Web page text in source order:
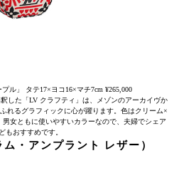
ル」 タテ17×ヨコ16×マチ7cm ¥265,000
した「LV クラフティ」は、メゾンのアーカイヴか
れるグラフィックに心が躍ります。色はクリーム×
女ともに使いやすいカラーなので、夫婦でシェア
もおすすめです。
・アンプラント レザー）